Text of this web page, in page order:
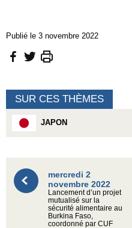
Publié le 3 novembre 2022
SUR CES THÈMES
JAPON
mercredi 2
novembre 2022
Lancement d’un projet
mutualisé sur la
sécurité alimentaire au
Burkina Faso,
coordonné par CUF